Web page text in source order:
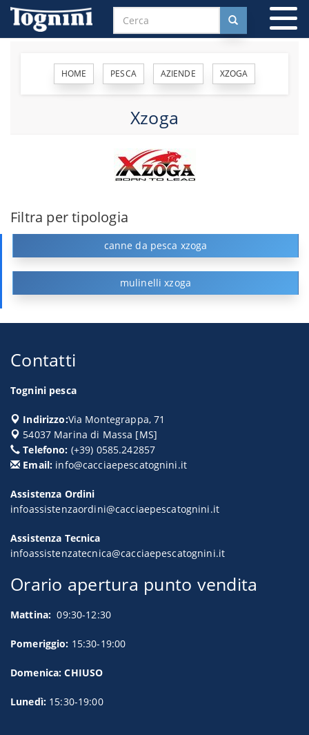
HOME PESCA AZIENDE XZOGA
Xzoga
Filtra per tipologia
canne da pesca xzoga
mulinelli xzoga
Contatti
Tognini pesca
Indirizzo:Via Montegrappa, 71
54037 Marina di Massa [MS]
Telefono: (+39) 0585.242857
Email: info@cacciaepescatognini.it
Assistenza Ordini
infoassistenzaordini@cacciaepescatognini.it
Assistenza Tecnica
infoassistenzatecnica@cacciaepescatognini.it
Orario apertura punto vendita
Mattina: 09:30-12:30
Pomeriggio: 15:30-19:00
Domenica: CHIUSO
Lunedì: 15:30-19:00